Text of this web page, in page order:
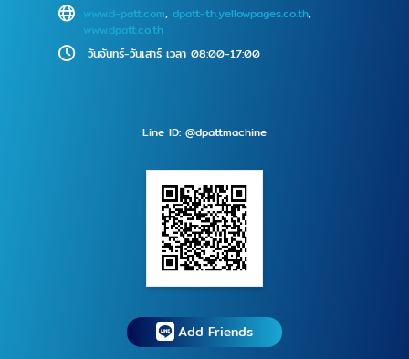
www.d-patt.com,dpatt-th.yellowpages.co.th,
www.dpatt.co.th
วันจันทร์-วันเสาร์ เวลา 08:00-17:00
Line ID: @dpattmachine
Add Friends